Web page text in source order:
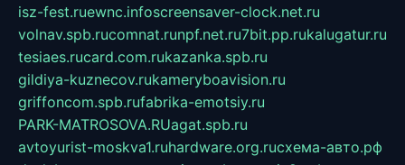
isz-fest.ruewnc.infoscreensaver-clock.net.ru
volnav.spb.rucomnat.runpf.net.ru7bit.pp.rukalugatur.ru
tesiaes.rucard.com.rukazanka.spb.ru
gildiya-kuznecov.rukameryboavision.ru
griffoncom.spb.rufabrika-emotsiy.ru
PARK-MATROSOVA.RUagat.spb.ru
avtoyurist-moskva1.ruhardware.org.ruсхема-авто.рф